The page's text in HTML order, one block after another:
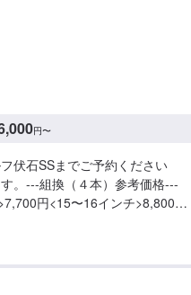
円〜
伏石SSまでご予約ください
。---組換（４本）参考価格---
円<15〜16インチ>8,800円